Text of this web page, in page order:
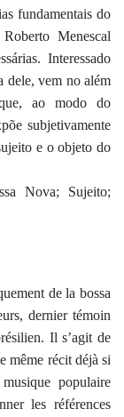
fundamentais do
Menescal
Interessado
dele, vem no além
ao modo do
subjetivamente
e o objeto do
Nova; Sujeito;
de la bossa
dernier témoin
Il s’agit de
même récit déjà si
populaire
les références